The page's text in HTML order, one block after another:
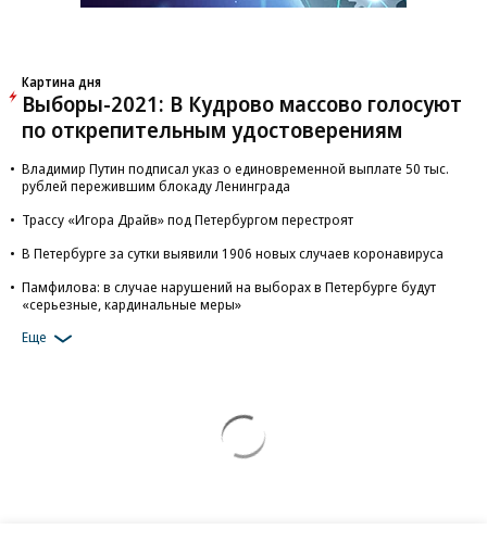
Картина дня
Выборы-2021: В Кудрово массово голосуют
по открепительным удостоверениям
Владимир Путин подписал указ о единовременной выплате 50 тыс.
рублей пережившим блокаду Ленинграда
Трассу «Игора Драйв» под Петербургом перестроят
В Петербурге за сутки выявили 1906 новых случаев коронавируса
Памфилова: в случае нарушений на выборах в Петербурге будут
«серьезные, кардинальные меры»
Еще